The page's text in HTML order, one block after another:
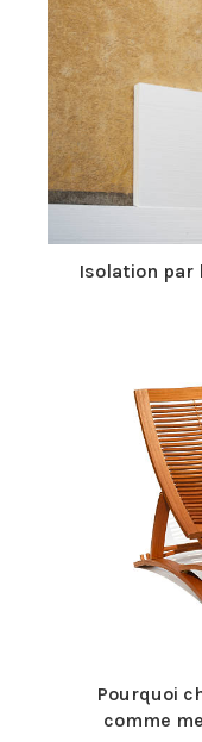
Isolation par
Pourquoi
comme